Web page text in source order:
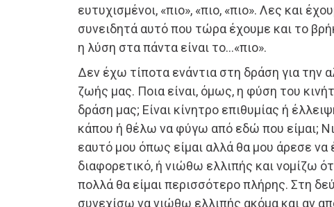
ευτυχισμένοι, «πιο», «πιο, «πιο». Λες και
συνειδητά αυτό που τώρα έχουμε και το
η λύση στα πάντα είναι το…«πιο».
Δεν έχω τίποτα ενάντια στη δράση για την
ζωής μας. Ποια είναι, όμως, η φύση του
δράση μας; Είναι κίνητρο επιθυμίας ή
κάπου ή θέλω να φύγω από εδώ που είμαι;
εαυτό μου όπως είμαι αλλά θα μου άρεσε να
διαφορετικό, ή νιώθω ελλιπής και νομίζω
πολλά θα είμαι περισσότερο πλήρης. Στη
συνεχίσω να νιώθω ελλιπής ακόμα και αν